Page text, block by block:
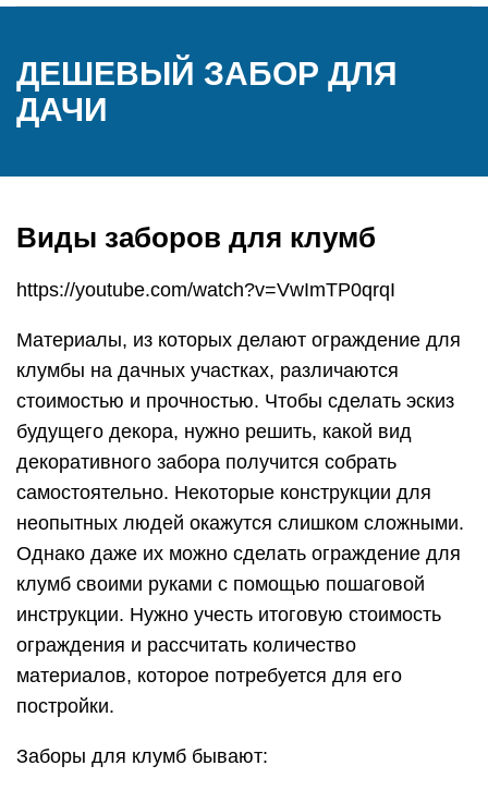
ДЕШЕВЫЙ ЗАБОР ДЛЯ
ДАЧИ
Виды заборов для клумб
https://youtube.com/watch?v=VwImTP0qrqI
Материалы, из которых делают ограждение для
клумбы на дачных участках, различаются
стоимостью и прочностью. Чтобы сделать эскиз
будущего декора, нужно решить, какой вид
декоративного забора получится собрать
самостоятельно. Некоторые конструкции для
неопытных людей окажутся слишком сложными.
Однако даже их можно сделать ограждение для
клумб своими руками с помощью пошаговой
инструкции. Нужно учесть итоговую стоимость
ограждения и рассчитать количество
материалов, которое потребуется для его
постройки.
Заборы для клумб бывают: